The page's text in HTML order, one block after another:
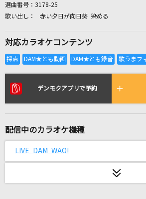
カラオケリクエスト
全国りれき
アンチクロックワイズ
[生音]再会
Vaundy
from the edge -アニメ映像 ver.-
選曲番号： 3178-25
赤い夕日が向日葵 染める
対応カラオケコンテンツ
デンモクアプリで予約
配信中のカラオケ機種
LIVE DAM WAO!